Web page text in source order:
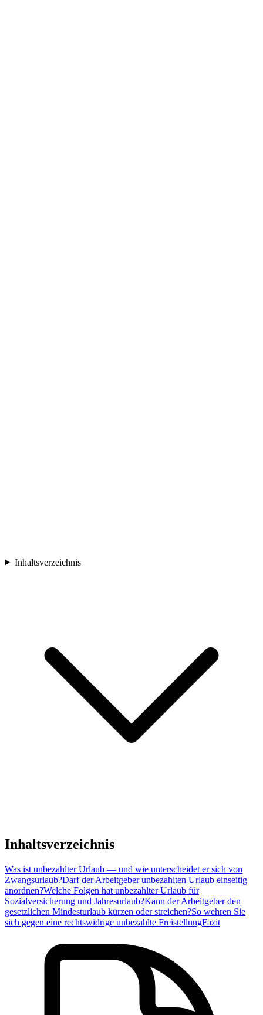
Inhaltsverzeichnis
Inhaltsverzeichnis
Was ist unbezahlter Urlaub — und wie unterscheidet er sich von
Zwangsurlaub?Darf der Arbeitgeber unbezahlten Urlaub einseitig
anordnen?Welche Folgen hat unbezahlter Urlaub für
Sozialversicherung und Jahresurlaub?Kann der Arbeitgeber den
gesetzlichen Mindesturlaub kürzen oder streichen?So wehren Sie
sich gegen eine rechtswidrige unbezahlte FreistellungFazit